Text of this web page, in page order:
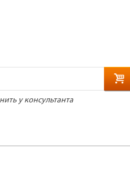
у консультанта